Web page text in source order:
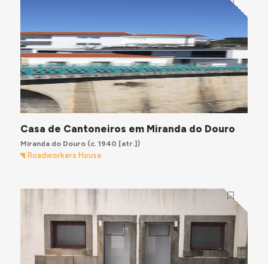
Casa de Cantoneiros em Miranda do Douro
Miranda do Douro(c. 1940 [atr.])
Roadworkers House